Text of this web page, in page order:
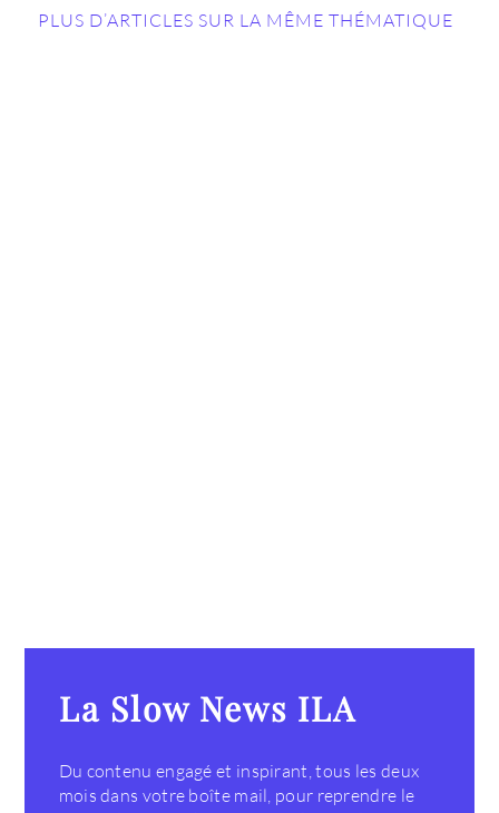
PLUS D’ARTICLES SUR LA MÊME THÉMATIQUE
La Slow News ILA
Du contenu engagé et inspirant, tous les deux
mois dans votre boîte mail, pour reprendre le